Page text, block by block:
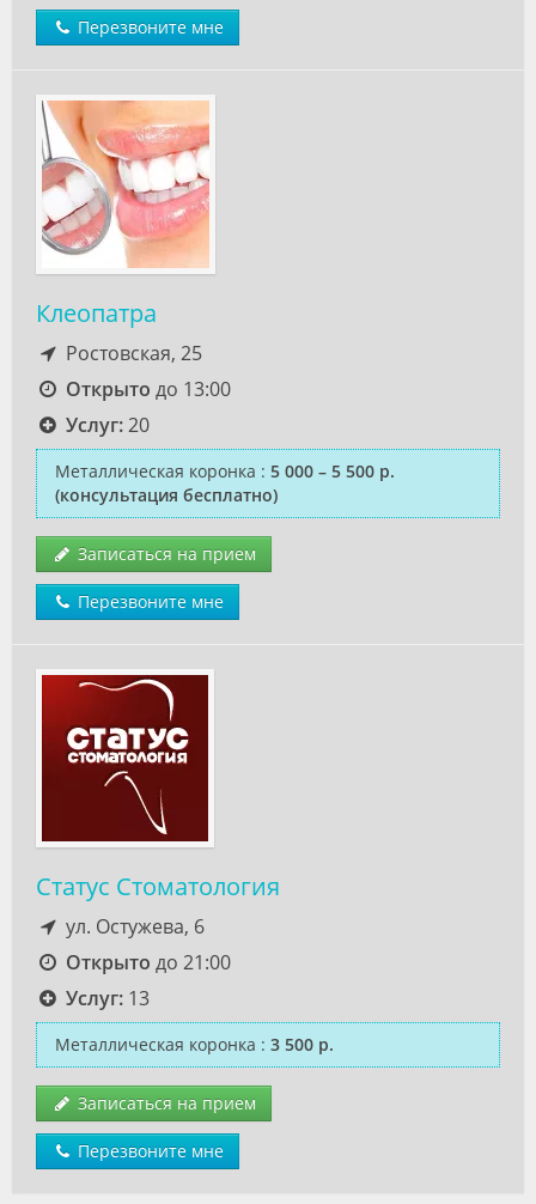
Перезвоните мне
Клеопатра
Ростовская, 25
Открыто до 13:00
Услуг:20
Металлическая коронка : 5 000 – 5 500 р.
(консультация бесплатно)
Записаться на прием
Перезвоните мне
Статус Стоматология
ул. Остужева, 6
Открыто до 21:00
Услуг:13
Металлическая коронка : 3 500 р.
Записаться на прием
Перезвоните мне